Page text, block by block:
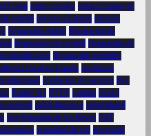
Corán redes sociales reducir tiempo de
portátil regreso a España relación
Reparación Apple Reparación de
Reparación de portátil Reparación de
pantalla Acer Reparación portátiles
fiscal en España resiliencia
revelación de secretos Rey
Router 4G RTVE ruptura récord
cerebral salud digestiva salud digital
San Sebastián de los Reyes SAT
seguridad de red seguridad